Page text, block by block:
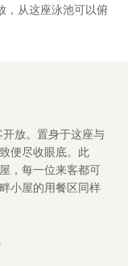
，从这座泳池可以俯
开放。置身于这座与
便尽收眼底。此
，每一位来客都可
小屋的用餐区同样